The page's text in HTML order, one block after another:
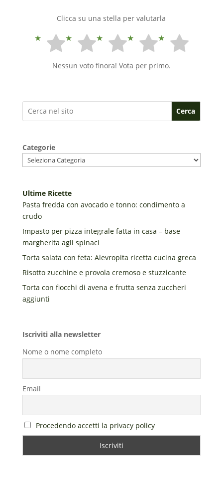
Clicca su una stella per valutarla
Nessun voto finora! Vota per primo.
Cerca
Categorie
Ultime Ricette
Pasta fredda con avocado e tonno: condimento a
crudo
Impasto per pizza integrale fatta in casa – base
margherita agli spinaci
Torta salata con feta: Alevropita ricetta cucina greca
Risotto zucchine e provola cremoso e stuzzicante
Torta con fiocchi di avena e frutta senza zuccheri
aggiunti
Iscriviti alla newsletter
Nome o nome completo
Email
Procedendo accetti la privacy policy